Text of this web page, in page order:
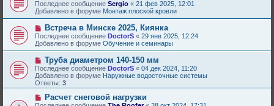
е
о
б
е
н
и
е
в
о
е
с
о
о
б
щ
е
н
и
е
Последнее сообщение Sergio « 21 фев 2025, 12:01
Добавлено в форуме Монтаж плоской кровли
Н
о
в
о
е
о
о
б
е
Встреча в Минске 2025, Киянка
Последнее сообщение DoctorS « 29 янв 2025, 12:24
Добавлено в форуме Обучение и семинары
Н
о
в
о
е
с
о
Труба диаметром 140-150 мм
Последнее сообщение DoctorS « 04 дек 2024, 11:20
Добавлено в форуме Наружные водосточные системы
Ответы: 3
Н
о
Расчет снеговой нагрузки